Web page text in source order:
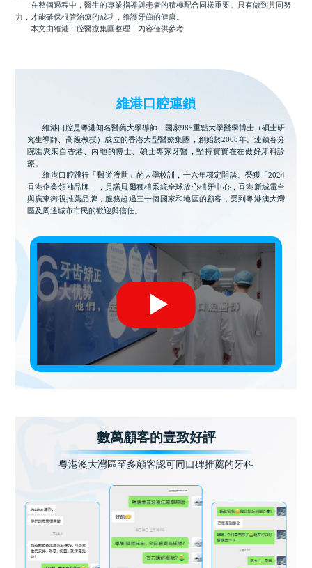
在整個過程中，醫生的專業指導與患者的積極配合同樣重要。只有做到共同努
力，才能確保根管治療的成功，維護牙齒的健康。
本文由維港口腔醫療集團整理，內容僅供參考
維港口腔連鎖
維港口腔是粵港知名醫藥大學導師、國家985重點大學醫學博士（碩士研
究生導師、高級教授）成立的香港大型醫療集團，創始於2008年。連鎖各分
院匯聚來自香港、內地的博士、碩士專家牙醫，堅持實實在在做好牙科診
療。
維港口腔踐行「醫道濟世」的大學校訓，十六年穩定開診。榮獲「2024
香港企業領袖品牌」，是諾貝爾種植系統全球放心植牙中心，香港新城電台
與廣東衛視推薦品牌，服務超過三十個國家和地區的顧客，受到粵港澳大灣
區及周邊城市市民的歡迎與信任。
數萬顧客的壹致好評
粵港澳大灣區至多顧客認可同口碑推薦的牙科